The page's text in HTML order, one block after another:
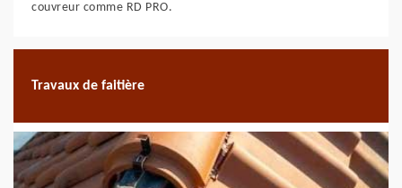
couvreur comme RD PRO.
Travaux de faitière